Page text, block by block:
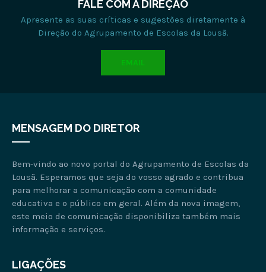
FALE COM A DIREÇÃO
Apresente as suas críticas e sugestões diretamente à
Direção do Agrupamento de Escolas da Lousã.
EMAIL
MENSAGEM DO DIRETOR
Bem-vindo ao novo portal do Agrupamento de Escolas da
Lousã. Esperamos que seja do vosso agrado e contribua
para melhorar a comunicação com a comunidade
educativa e o público em geral. Além da nova imagem,
este meio de comunicação disponibiliza também mais
informação e serviços.
LIGAÇÕES